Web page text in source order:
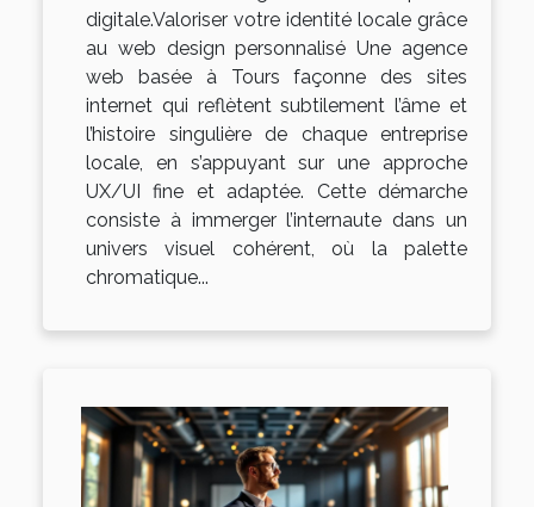
digitale.Valoriser votre identité locale grâce
au web design personnalisé Une agence
web basée à Tours façonne des sites
internet qui reflètent subtilement l’âme et
l’histoire singulière de chaque entreprise
locale, en s’appuyant sur une approche
UX/UI fine et adaptée. Cette démarche
consiste à immerger l’internaute dans un
univers visuel cohérent, où la palette
chromatique...